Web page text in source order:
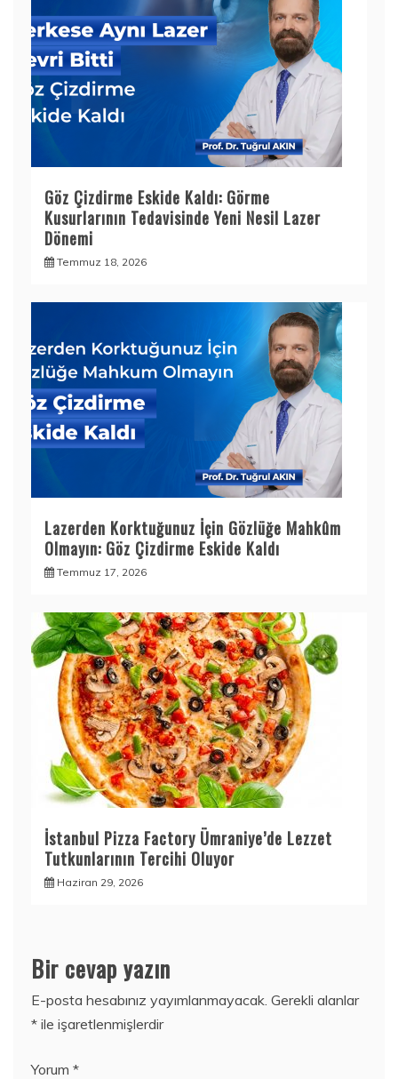
Göz Çizdirme Eskide Kaldı: Görme
Kusurlarının Tedavisinde Yeni Nesil Lazer
Dönemi
Temmuz 18, 2026
Lazerden Korktuğunuz İçin Gözlüğe Mahkûm
Olmayın: Göz Çizdirme Eskide Kaldı
Temmuz 17, 2026
İstanbul Pizza Factory Ümraniye’de Lezzet
Tutkunlarının Tercihi Oluyor
Haziran 29, 2026
Bir cevap yazın
E-posta hesabınız yayımlanmayacak. Gerekli alanlar
* ile işaretlenmişlerdir
Yorum *